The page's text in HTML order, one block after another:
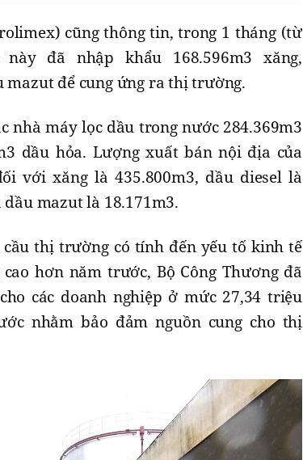
cũng thông tin, trong 1 tháng (từ
đã nhập khẩu 168.596m3 xăng,
mazut để cung ứng ra thị trường.
nhà máy lọc dầu trong nước 284.369m3
dầu hỏa. Lượng xuất bán nội địa của
với xăng là 435.800m3, dầu diesel là
mazut là 18.171m3.
thị trường có tính đến yếu tố kinh tế
hơn năm trước, Bộ Công Thương đã
các doanh nghiệp ở mức 27,34 triệu
nhằm bảo đảm nguồn cung cho thị